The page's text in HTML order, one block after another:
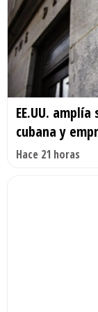
EE.UU.
cubana y
Hace 21 horas